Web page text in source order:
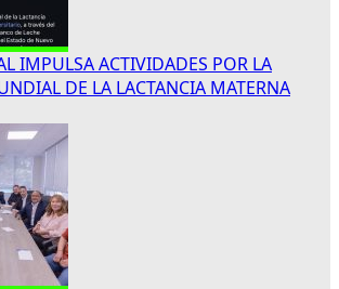
IMPULSA ACTIVIDADES POR LA
DE LA LACTANCIA MATERNA